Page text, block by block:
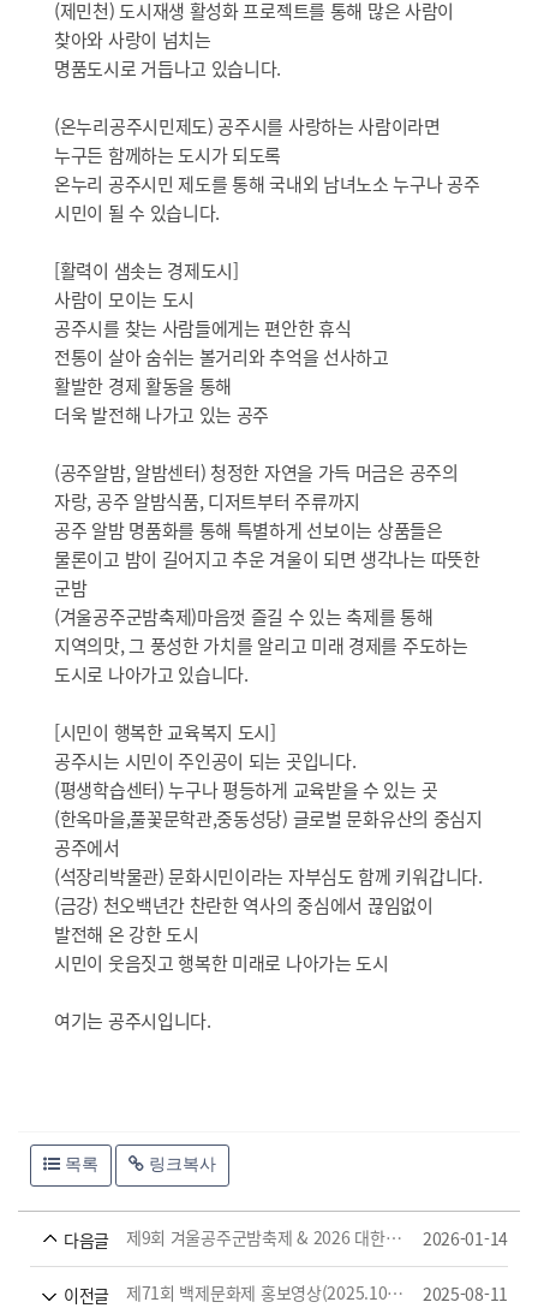
(제민천) 도시재생 활성화 프로젝트를 통해 많은 사람이
찾아와 사랑이 넘치는
명품도시로 거듭나고 있습니다.
(온누리공주시민제도) 공주시를 사랑하는 사람이라면
누구든 함께하는 도시가 되도록
온누리 공주시민 제도를 통해 국내외 남녀노소 누구나 공주
시민이 될 수 있습니다.
[활력이 샘솟는 경제도시]
사람이 모이는 도시
공주시를 찾는 사람들에게는 편안한 휴식
전통이 살아 숨쉬는 볼거리와 추억을 선사하고
활발한 경제 활동을 통해
더욱 발전해 나가고 있는 공주
(공주알밤, 알밤센터) 청정한 자연을 가득 머금은 공주의
자랑, 공주 알밤식품, 디저트부터 주류까지
공주 알밤 명품화를 통해 특별하게 선보이는 상품들은
물론이고 밤이 길어지고 추운 겨울이 되면 생각나는 따뜻한
군밤
(겨울공주군밤축제)마음껏 즐길 수 있는 축제를 통해
지역의맛, 그 풍성한 가치를 알리고 미래 경제를 주도하는
도시로 나아가고 있습니다.
[시민이 행복한 교육복지 도시]
공주시는 시민이 주인공이 되는 곳입니다.
(평생학습센터) 누구나 평등하게 교육받을 수 있는 곳
(한옥마을,풀꽃문학관,중동성당) 글로벌 문화유산의 중심지
공주에서
(석장리박물관) 문화시민이라는 자부심도 함께 키워갑니다.
(금강) 천오백년간 찬란한 역사의 중심에서 끊임없이
발전해 온 강한 도시
시민이 웃음짓고 행복한 미래로 나아가는 도시
여기는 공주시입니다.
목록 링크복사
다음글 제9회 겨울공주군밤축제 & 2026 대한민국 밤산업 박람회 2026-01-14
이전글 제71회 백제문화제 홍보영상(2025.10.,3.~10.12./공주금강신관공원 일원) 2025-08-11